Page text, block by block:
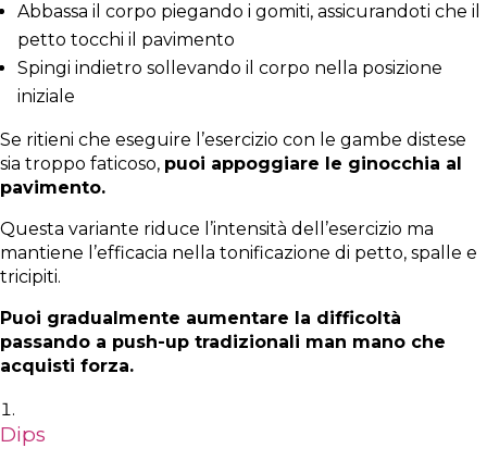
Abbassa il corpo piegando i gomiti, assicurandoti che il
petto tocchi il pavimento
Spingi indietro sollevando il corpo nella posizione
iniziale
Se ritieni che eseguire l’esercizio con le gambe distese
sia troppo faticoso, puoi appoggiare le ginocchia al
pavimento.
Questa variante riduce l’intensità dell’esercizio ma
mantiene l’efficacia nella tonificazione di petto, spalle e
tricipiti.
Puoi gradualmente aumentare la difficoltà
passando a push-up tradizionali man mano che
acquisti forza.
Dips